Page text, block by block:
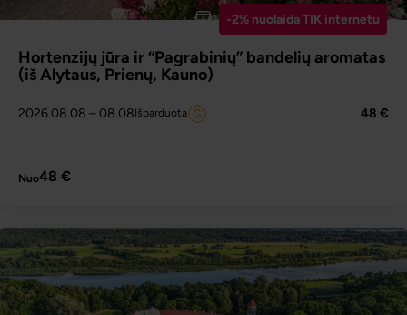
-2% nuolaida TIK internetu
Hortenzijų jūra ir “Pagrabinių” bandelių aromatas
(iš Alytaus, Prienų, Kauno)
2026.08.08 – 08.08Išparduota 48 €
Nuo48 €